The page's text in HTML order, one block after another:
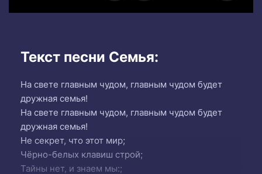
Текст песни Семья:
На свете главным чудом, главным чудом будет
дружная семья!
На свете главным чудом, главным чудом будет
дружная семья!
Не секрет, что этот мир;
Чёрно-белых клавиш строй;
Тайны нет, и знаем мы:;